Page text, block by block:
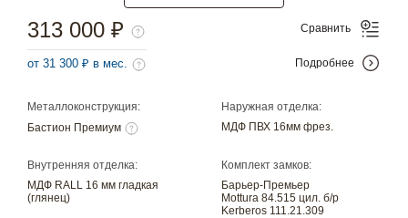
Металлоконструкция:
Бастион Премиум
Наружная отделка:
МДФ ПВХ 16мм фрез.
Внутренняя отделка:
МДФ RALL 16 мм гладкая
(глянец)
Комплект замков:
Барьер-Премьер
Mottura 84.515 цил. б/р
Kerberos 111.21.309
313 000 ₽
от 31 300 ₽ в мес.
Сравнить
Подробнее